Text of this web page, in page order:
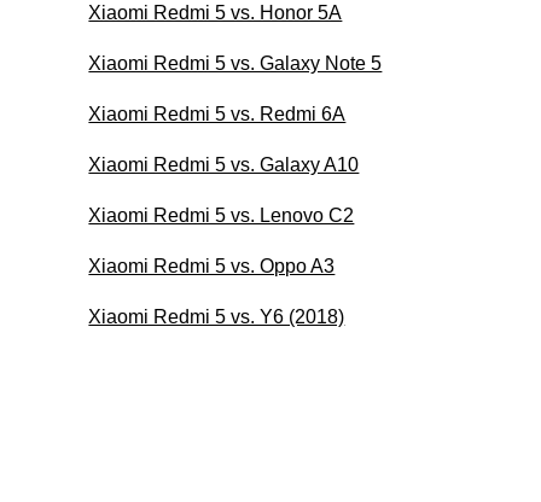
Xiaomi Redmi 5 vs. Honor 5A
Xiaomi Redmi 5 vs. Galaxy Note 5
Xiaomi Redmi 5 vs. Redmi 6A
Xiaomi Redmi 5 vs. Galaxy A10
Xiaomi Redmi 5 vs. Lenovo C2
Xiaomi Redmi 5 vs. Oppo A3
Xiaomi Redmi 5 vs. Y6 (2018)